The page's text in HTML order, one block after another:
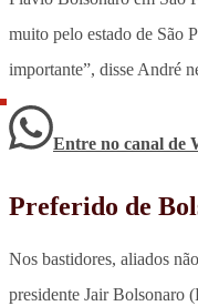
muito pelo estado de São
importante”, disse André
Entre no canal de
Preferido de
Nos bastidores, aliados
presidente Jair Bolsonaro